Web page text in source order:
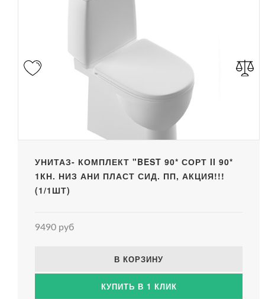
УНИТАЗ- КОМПЛЕКТ "BEST 90* СОРТ II 90*
1КН. НИЗ АНИ ПЛАСТ СИД. ПП, АКЦИЯ!!!
(1/1ШТ)
9490 руб
В КОРЗИНУ
КУПИТЬ В 1 КЛИК